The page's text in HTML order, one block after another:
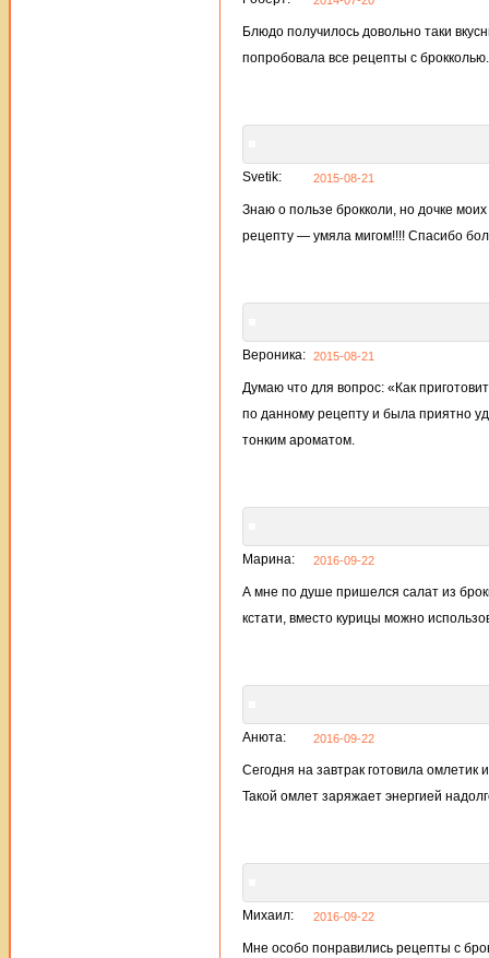
Блюдо получилось довольно таки
попробовала все рецепты с
Svetik: 2015-08-21
Знаю о пользе брокколи, но дочке
рецепту — умяла мигом!!!! Спасибо
Вероника: 2015-08-21
Думаю что для вопрос: «Как
по данному рецепту и была приятно
тонким ароматом.
Марина: 2016-09-22
А мне по душе пришелся салат из
кстати, вместо курицы можно
Анюта: 2016-09-22
Сегодня на завтрак готовила
Такой омлет заряжает энергией
Михаил: 2016-09-22
Мне особо понравились рецепты с